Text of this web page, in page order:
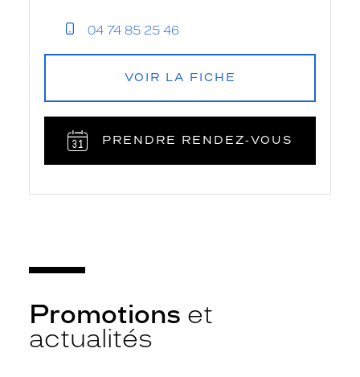
04 74 85 25 46
VOIR LA FICHE
PRENDRE RENDEZ‑VOUS
Promotions et
actualités